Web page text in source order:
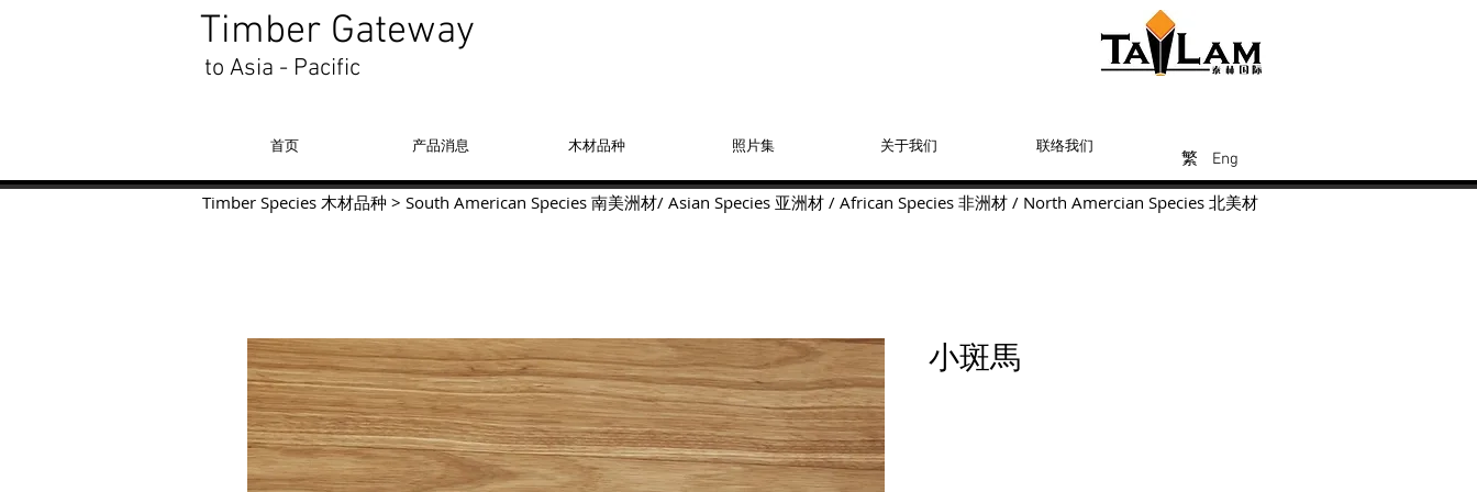
Timber Gateway
to Asia - Pacific
繁
繁 Eng
繁 Eng
首页 产品消息 木材品种 照片集 关于我们 联络我们
小斑馬
Timber Species 木材品种 > South American Species 南美洲材/ Asian Species 亚洲材 / African Species 非洲材 / North Amercian Species 北美材